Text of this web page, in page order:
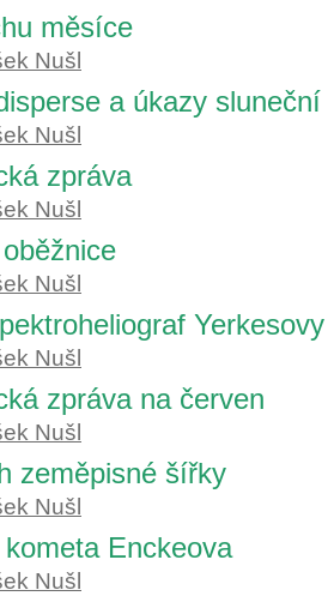
měsíce
Nušl
a úkazy sluneční
Nušl
zpráva
Nušl
Nušl
Nušl
zpráva na červen
Nušl
zeměpisné šířky
Nušl
Enckeova
Nušl